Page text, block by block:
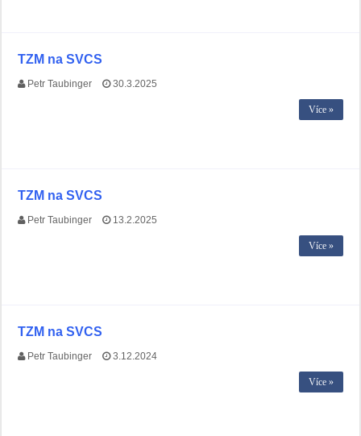
TZM na SVCS
Petr Taubinger 30.3.2025
Více »
TZM na SVCS
Petr Taubinger 13.2.2025
Více »
TZM na SVCS
Petr Taubinger 3.12.2024
Více »